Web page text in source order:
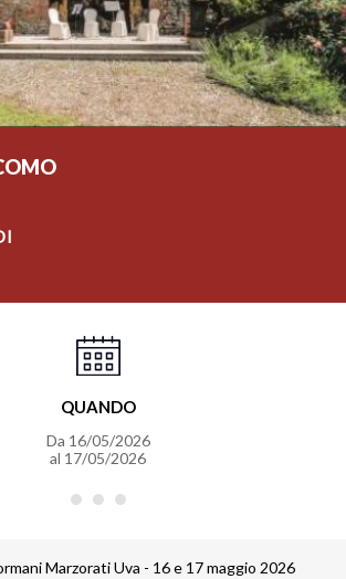
QUANDO
Da 16/05/2026
al 17/05/2026
Marzorati Uva - 16 e 17 maggio 2026